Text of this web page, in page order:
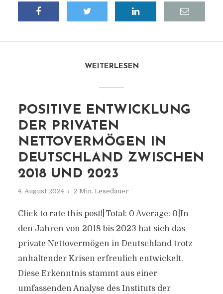
WEITERLESEN
POSITIVE ENTWICKLUNG
DER PRIVATEN
NETTOVERMÖGEN IN
DEUTSCHLAND ZWISCHEN
2018 UND 2023
4. August 2024 2 Min. Lesedauer
Click to rate this post![Total: 0 Average: 0]In
den Jahren von 2018 bis 2023 hat sich das
private Nettovermögen in Deutschland trotz
anhaltender Krisen erfreulich entwickelt.
Diese Erkenntnis stammt aus einer
umfassenden Analyse des Instituts der